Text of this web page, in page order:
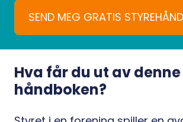
Hva får du ut av denne
håndboken?